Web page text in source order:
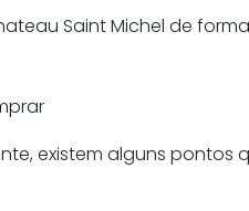
Saint Michel de
existem alguns pontos